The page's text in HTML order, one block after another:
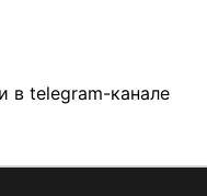
в telegram-канале